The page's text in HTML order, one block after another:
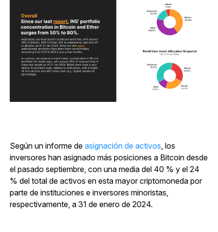
Según un informe de asignación de activos , los
inversores han asignado más posiciones a Bitcoin desde
el pasado septiembre, con una media del 40 % y el 24
% del total de activos en esta mayor criptomoneda por
parte de instituciones e inversores minoristas,
respectivamente, a 31 de enero de 2024.